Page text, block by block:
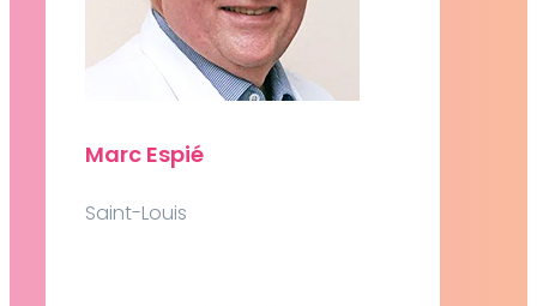
Marc Espié
Saint-Louis